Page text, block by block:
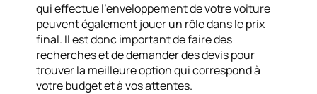
qui effectue l’enveloppement de votre voiture
peuvent également jouer un rôle dans le prix
final. Il est donc important de faire des
recherches et de demander des devis pour
trouver la meilleure option qui correspond à
votre budget et à vos attentes.